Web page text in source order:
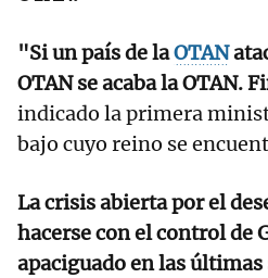
"Si un país de laOTAN
OTAN se acaba la OTAN.
indicado la primera
bajo cuyo reino se
La crisis abierta por el
hacerse con el control de
apaciguado en las últimas